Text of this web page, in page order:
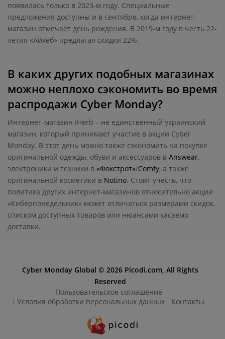
появилась только в 2023-м году. Специальные
предложения доступны и в сентябре, когда интернет-
магазин отмечает день рождения. В 2019-м году в честь 22-
летия «Айхеб» предлагал скидки 22%.
В каких других подобных магазинах
можно неплохо сэкономить во время
распродажи Cyber Monday?
Интернет-магазин iHerb – не единственный украинский
магазин, который принимает участие в акции Cyber
Monday. В этот день можно также сэкономить на покупке
оригинальной одежды, обуви и аксессуаров в Answear,
электроники и техники в «Фокстрот»/Comfy, а также
оригинальной косметики в Notino. Стоит учесть, что
политика других интернет-магазинов относительно акции
«Киберпонедельник» может отличаться размерами скидок,
списком доступных товаров или нюансами касаемо
доставки.
Cyber Monday Global © 2026 Picodi.com, All Rights
Reserved
Пользовательское соглашение
Условия обработки персональных данных
Контакты